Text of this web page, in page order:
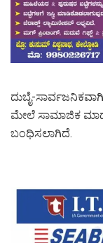
ದುಬೈ-
ಮೇಲೆ ಸಾಮಾಜಿಕ
ಬಂಧಿಸಲಾಗಿದೆ.